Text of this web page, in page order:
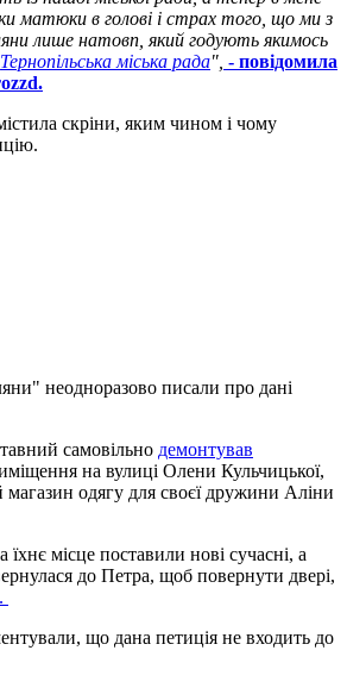
матюки в голові і страх того, що ми з
лише натовп, який годують якимось
Тернопільська міська рада", - повідомила
скріни, яким чином і чому
неодноразово писали про дані
самовільно демонтував
на вулиці Олени Кульчицької,
одягу для своєї дружини Аліни
їхнє місце поставили нові сучасні, а
до Петра, щоб повернути двері,
що дана петиція не входить до